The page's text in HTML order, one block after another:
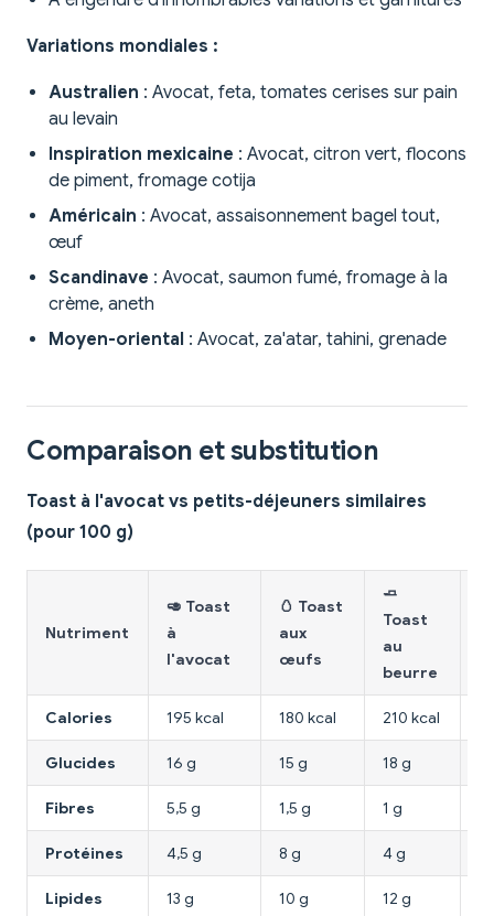
Variations mondiales :
Australien : Avocat, feta, tomates cerises sur pain
au levain
Inspiration mexicaine : Avocat, citron vert, flocons
de piment, fromage cotija
Américain : Avocat, assaisonnement bagel tout,
œuf
Scandinave : Avocat, saumon fumé, fromage à la
crème, aneth
Moyen-oriental : Avocat, za'atar, tahini, grenade
Comparaison et substitution
Toast à l'avocat vs petits-déjeuners similaires
(pour 100 g)
Nutriment
🥑 Toast
à
l'avocat
🥚 Toast
aux
œufs
🧈
Toast
au
beurre
Calories 195 kcal 180 kcal 210 kcal
Glucides 16 g 15 g 18 g
Fibres 5,5 g 1,5 g 1 g
Protéines 4,5 g 8 g 4 g
Lipides 13 g 10 g 12 g